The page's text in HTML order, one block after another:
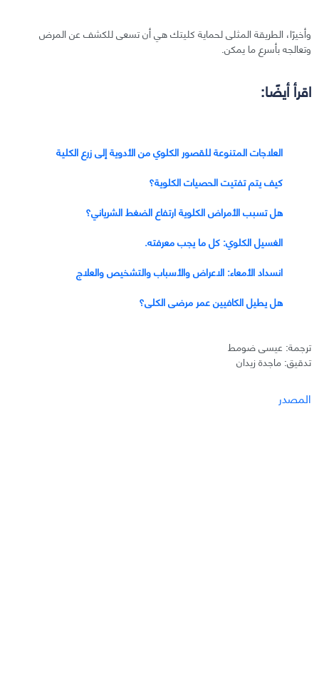
وأخيرًا، الطريقة المثلى لحماية كليتك هي أن تسعى للكشف عن المرض
وتعالجه بأسرع ما يمكن.
اقرأ أيضًا:
العلاجات المتنوعة للقصور الكلوي من الأدوية إلى زرع الكلية
كيف يتم تفتيت الحصيات الكلوية؟
هل تسبب الأمراض الكلوية ارتفاع الضغط الشرياني؟
الغسيل الكلوي: كل ما يجب معرفته.
انسداد الأمعاء: الاعراض والأسباب والتشخيص والعلاج
هل يطيل الكافيين عمر مرضى الكلى؟
ترجمة: عيسى ضومط
تدقيق: ماجدة زيدان
المصدر